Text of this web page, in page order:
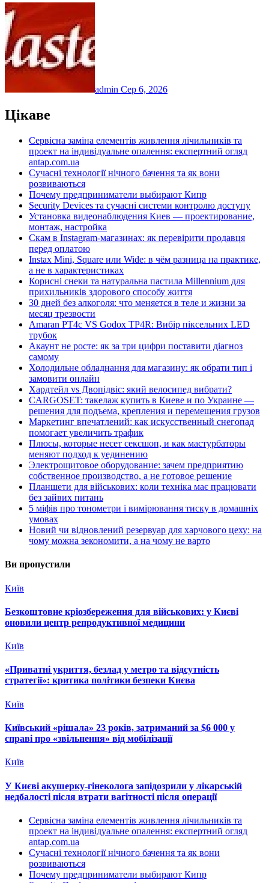
admin Сер 6, 2026
Цікаве
Сервісна заміна елементів живлення лічильників та
проект на індивідуальне опалення: експертний огляд
antap.com.ua
Сучасні технології нічного бачення та як вони
розвиваються
Почему предприниматели выбирают Кипр
Security Devices та сучасні системи контролю доступу
Установка видеонаблюдения Киев — проектирование,
монтаж, настройка
Скам в Instagram-магазинах: як перевірити продавця
перед оплатою
Instax Mini, Square или Wide: в чём разница на практике,
а не в характеристиках
Корисні снеки та натуральна пастила Millennium для
прихильників здорового способу життя
30 дней без алкоголя: что меняется в теле и жизни за
месяц трезвости
Amaran PT4c VS Godox TP4R: Вибір піксельних LED
трубок
Акаунт не росте: як за три цифри поставити діагноз
самому
Холодильне обладнання для магазину: як обрати тип і
замовити онлайн
Хардтейл vs Двопідвіс: який велосипед вибрати?
CARGOSET: такелаж купить в Киеве и по Украине —
решения для подъема, крепления и перемещения грузов
Маркетинг впечатлений: как искусственный снегопад
помогает увеличить трафик
Плюсы, которые несет сексшоп, и как мастурбаторы
меняют подход к уединению
Электрощитовое оборудование: зачем предприятию
собственное производство, а не готовое решение
Планшети для військових: коли техніка має працювати
без зайвих питань
5 міфів про тонометри і вимірювання тиску в домашніх
умовах
Новий чи відновлений резервуар для харчового цеху: на
чому можна зекономити, а на чому не варто
Ви пропустили
Київ
Безкоштовне кріозбереження для військових: у Києві
оновили центр репродуктивної медицини
Київ
«Приватні укриття, безлад у метро та відсутність
стратегії»: критика політики безпеки Києва
Київ
Київський «рішала» 23 років, затриманий за $6 000 у
справі про «звільнення» від мобілізації
Київ
У Києві акушерку-гінеколога запідозрили у лікарській
недбалості після втрати вагітності після операції
Сервісна заміна елементів живлення лічильників та
проект на індивідуальне опалення: експертний огляд
antap.com.ua
Сучасні технології нічного бачення та як вони
розвиваються
Почему предприниматели выбирают Кипр